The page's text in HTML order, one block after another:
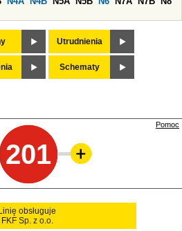
Utrudnienia
Schematy
201
Pomoc
Linię obsługuje
FKF Sp. z o.o.